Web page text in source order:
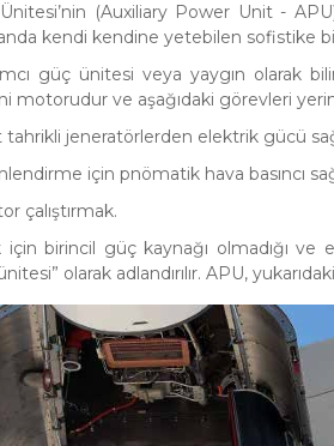
(Auxiliary Power Unit - APU)
kendi kendine yetebilen sofistike bir
güç ünitesi veya yaygın olarak
motorudur ve aşağıdaki görevleri
tahrikli jeneratörlerden elektrik gücü
için pnömatik hava basıncı
çalıştırmak.
için birincil güç kaynağı olmadığı ve
olarak adlandırılır. APU,